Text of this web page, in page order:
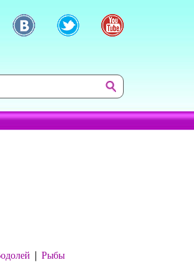
| Рыбы